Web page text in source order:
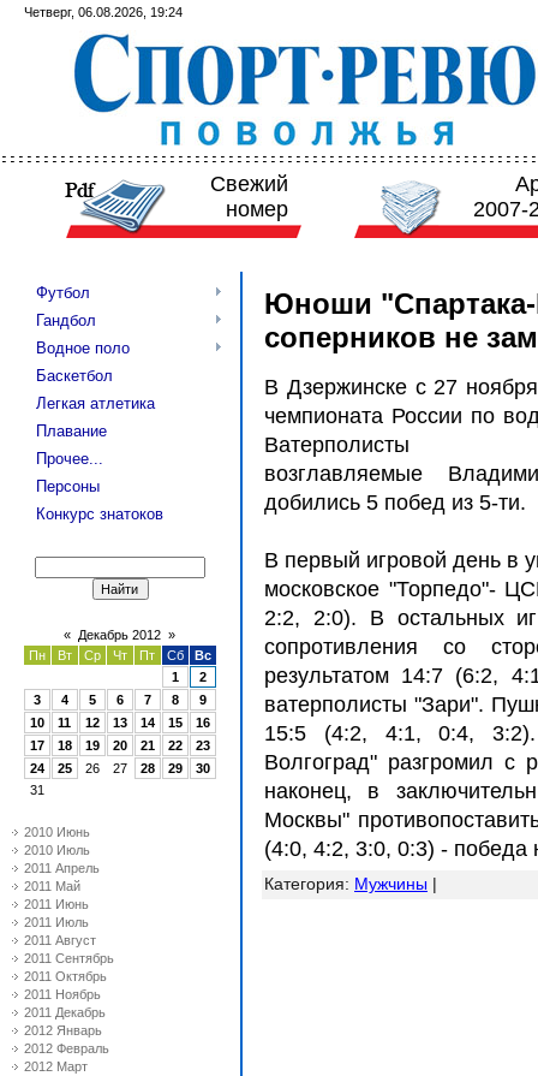
Четверг, 06.08.2026, 19:24
Свежий
номер
2007-
Футбол
Гандбол
Водное поло
Баскетбол
Легкая атлетика
Плавание
Прочее...
Персоны
Конкурс знатоков
« Декабрь 2012 »
Пн
Вт Ср Чт Пт Сб
Вс
1
2
3
4 5 6 7 8
9
10
11 12 13 14 15
16
17
18 19 20 21 22
23
24
25 26 27 28 29
30
31
2010 Июнь
2010 Июль
2011 Апрель
2011 Май
2011 Июнь
2011 Июль
2011 Август
2011 Сентябрь
2011 Октябрь
2011 Ноябрь
2011 Декабрь
2012 Январь
2012 Февраль
2012 Март
Юноши "Спартака-
соперников не
В Дзержинске с 27
чемпионата России по
Ватерполисты
возглавляемые
добились 5 побед из 5-ти.
В первый игровой день в
московское "Торпедо"-
2:2, 2:0). В остальных
сопротивления со
результатом 14:7 (6:2,
ватерполисты "Зари".
15:5 (4:2, 4:1, 0:4,
Волгоград" разгромил с
наконец, в
Москвы"
(4:0, 4:2, 3:0, 0:3) - победа
Категория: Мужчины |